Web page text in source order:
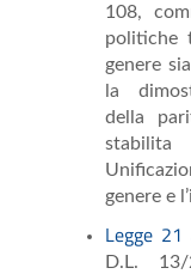
108,
politiche
genere
la
della
stabilita
genere e
Legge
D.L.